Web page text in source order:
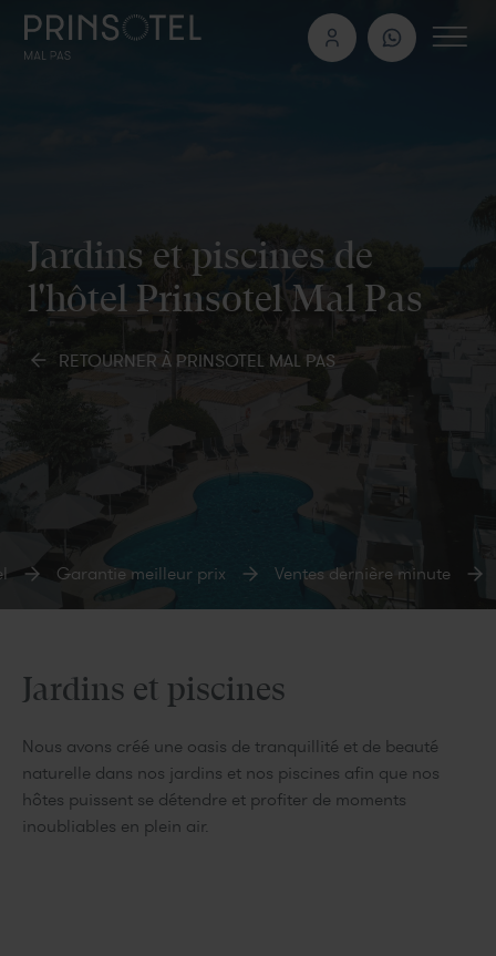
Jardins et piscines de
l'hôtel Prinsotel Mal Pas
RETOURNER À PRINSOTEL MAL PAS
Garantie meilleur prix Ventes dernière minute
Jardins et piscines
Nous avons créé une oasis de tranquillité et de beauté
naturelle dans nos jardins et nos piscines afin que nos
hôtes puissent se détendre et profiter de moments
inoubliables en plein air.